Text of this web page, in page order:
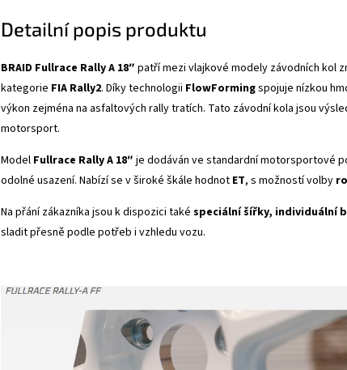
Detailní popis produktu
BRAID Fullrace Rally A 18″ patří mezi vlajkové modely závodních kol
kategorie FIA Rally2. Díky technologii FlowFormingspojuje nízkou
výkon zejména na asfaltových rally tratích. Tato závodní kola jsou
motorsport.
Model Fullrace Rally A 18″ je dodáván ve standardní motorsportové
odolné usazení. Nabízí se v široké škále hodnot ET, s možností volby
Na přání zákazníka jsou k dispozici také speciální šířky, individuální
sladit přesně podle potřeb i vzhledu vozu.